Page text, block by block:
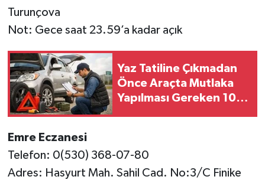
Turunçova
Not: Gece saat 23.59’a kadar açık
Yaz Tatiline Çıkmadan
Önce Araçta Mutlaka
Yapılması Gereken 10
Emre Eczanesi
Telefon: 0(530) 368-07-80
Adres: Hasyurt Mah. Sahil Cad. No:3/C Finike